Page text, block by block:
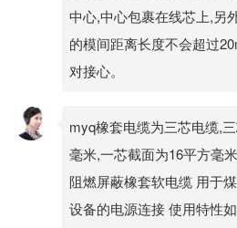
中心,中心包裹在线芯上,另
的模间距离长度不会超过
对接心。
myq橡套电缆为三芯电缆,
毫米,一芯截面为16平方毫
阻燃屏蔽橡套软电缆 用于
设备的电源连接 使用特性